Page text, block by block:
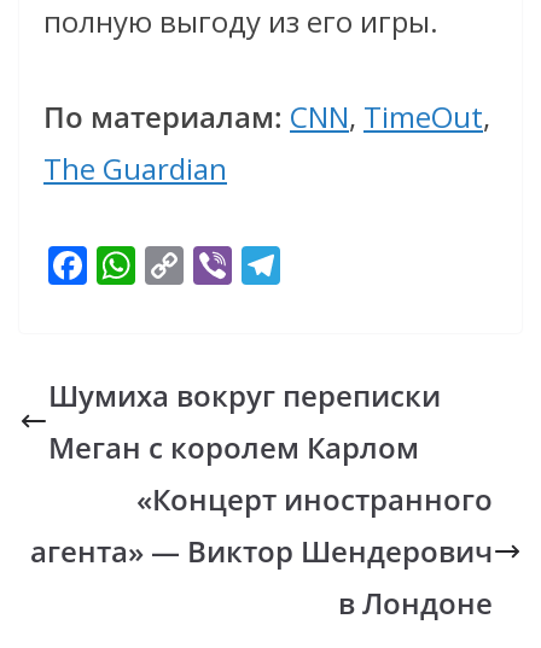
полную выгоду из его игры.
По материалам: CNN, TimeOut,
The Guardian
F
b
o
o
W
s
A
p
p
C
y
Li
n
k
Vi
gr
a
m
Шумиха вокруг переписки
Меган с королем Карлом
«Концерт иностранного
агента» — Виктор Шендерович
в Лондоне